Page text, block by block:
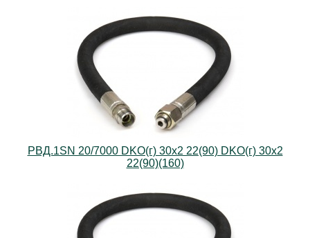
РВД.1SN 20/7000 DKO(г) 30х2 22(90) DKO(г) 30х2
22(90)(160)